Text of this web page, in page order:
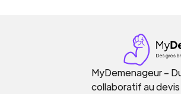
MyDemenageur –
collaboratif au